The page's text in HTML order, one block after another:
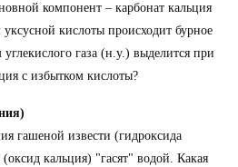
компонент – карбонат кальция
кислоты происходит бурное
газа (н.у.) выделится при
с избытком кислоты?
гашеной извести (гидроксида
кальция) "гасят" водой. Какая